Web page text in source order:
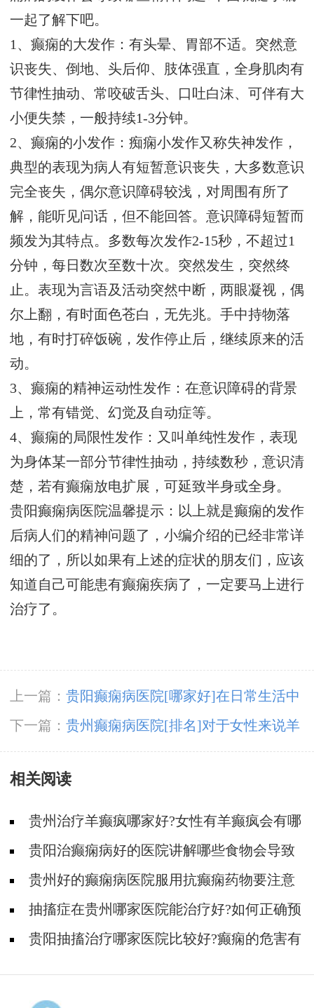
一起了解下吧。
1、癫痫的大发作：有头晕、胃部不适。突然意
识丧失、倒地、头后仰、肢体强直，全身肌肉有
节律性抽动、常咬破舌头、口吐白沫、可伴有大
小便失禁，一般持续1-3分钟。
2、癫痫的小发作：痴痫小发作又称失神发作，
典型的表现为病人有短暂意识丧失，大多数意识
完全丧失，偶尔意识障碍较浅，对周围有所了
解，能听见问话，但不能回答。意识障碍短暂而
频发为其特点。多数每次发作2-15秒，不超过1
分钟，每日数次至数十次。突然发生，突然终
止。表现为言语及活动突然中断，两眼凝视，偶
尔上翻，有时面色苍白，无先兆。手中持物落
地，有时打碎饭碗，发作停止后，继续原来的活
动。
3、癫痫的精神运动性发作：在意识障碍的背景
上，常有错觉、幻觉及自动症等。
4、癫痫的局限性发作：又叫单纯性发作，表现
为身体某一部分节律性抽动，持续数秒，意识清
楚，若有癫痫放电扩展，可延致半身或全身。
贵阳癫痫病医院温馨提示：以上就是癫痫的发作
后病人们的精神问题了，小编介绍的已经非常详
细的了，所以如果有上述的症状的朋友们，应该
知道自己可能患有癫痫疾病了，一定要马上进行
治疗了。
上一篇： 贵阳癫痫病医院[哪家好]在日常生活中
该如何针对癫痫进行护理？
下一篇： 贵州癫痫病医院[排名]对于女性来说羊
癫疯有哪些危害呢？
相关阅读
贵州治疗羊癫疯哪家好?女性有羊癫疯会有哪
些不好影响?
贵阳治癫痫病好的医院讲解哪些食物会导致
癫痫病复发?
贵州好的癫痫病医院服用抗癫痫药物要注意
什么?抽搐症在贵州哪家医院能治疗好?如何正确预
防羊癫疯?
贵阳抽搐治疗哪家医院比较好?癫痫的危害有